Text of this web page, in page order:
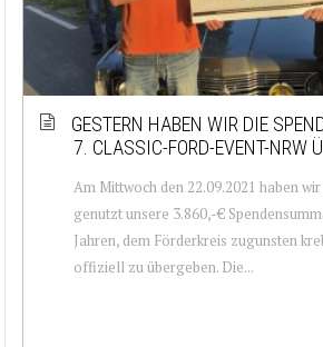
GESTERN HABEN WIR DIE
7. CLASSIC-FORD-EVENT-NRW
Am Mittwoch den 22.09.2021 haben
genutzt unsere 3.860,-€
Jahren, dem Förderkreis zugunsten
offiziell zu übergeben. Die...